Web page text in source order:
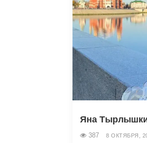
Яна
387 8 ОКТЯБРЯ,